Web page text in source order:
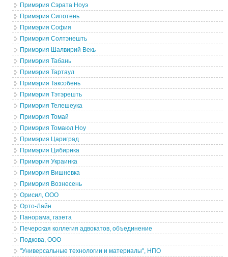
Примэрия Сэрата Ноуэ
Примэрия Сипотень
Примэрия София
Примэрия Солтэнешть
Примэрия Шалвирий Векь
Примэрия Табань
Примэрия Тартаул
Примэрия Таксобень
Примэрия Тэтэрешть
Примэрия Телешеука
Примэрия Томай
Примэрия Томаюл Ноу
Примэрия Цариград
Примэрия Цибирика
Примэрия Украинка
Примэрия Вишневка
Примэрия Вознесень
Орисил, ООО
Орто-Лайн
Панорама, газета
Печерская коллегия адвокатов, объединение
Подкова, ООО
"Универсальные технологии и материалы", НПО